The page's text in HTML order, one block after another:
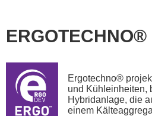
ERGOTECHNO®
Ergotechno®
und Kühleinheiten,
Hybridanlage, die
einem